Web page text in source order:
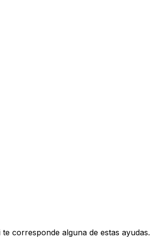
corresponde alguna de estas ayudas.